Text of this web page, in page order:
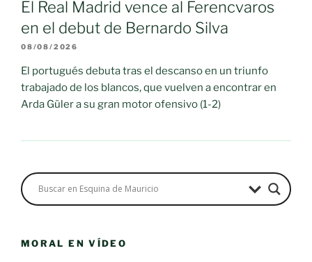
El Real Madrid vence al Ferencvaros
en el debut de Bernardo Silva
08/08/2026
El portugués debuta tras el descanso en un triunfo
trabajado de los blancos, que vuelven a encontrar en
Arda Güler a su gran motor ofensivo (1-2)
MORAL EN VÍDEO